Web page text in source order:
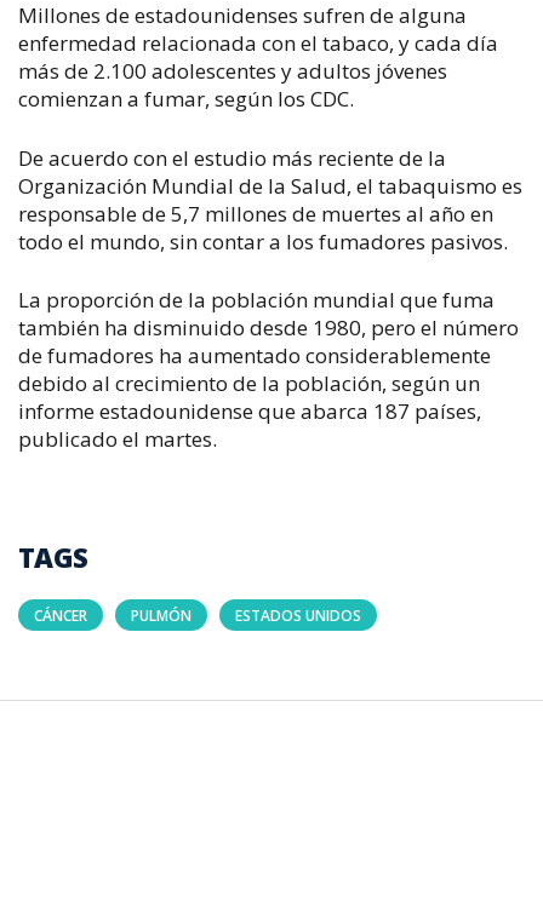
Millones de estadounidenses sufren de alguna
enfermedad relacionada con el tabaco, y cada día
más de 2.100 adolescentes y adultos jóvenes
comienzan a fumar, según los CDC.
De acuerdo con el estudio más reciente de la
Organización Mundial de la Salud, el tabaquismo es
responsable de 5,7 millones de muertes al año en
todo el mundo, sin contar a los fumadores pasivos.
La proporción de la población mundial que fuma
también ha disminuido desde 1980, pero el número
de fumadores ha aumentado considerablemente
debido al crecimiento de la población, según un
informe estadounidense que abarca 187 países,
publicado el martes.
TAGS
CÁNCER PULMÓN ESTADOS UNIDOS